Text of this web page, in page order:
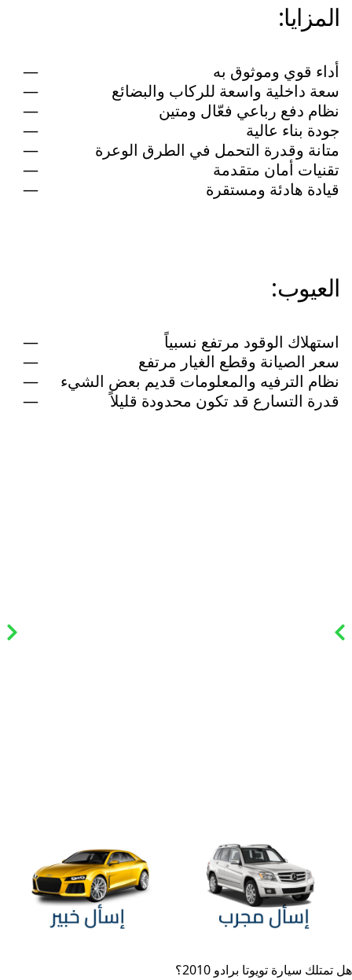
المزايا:
أداء قوي وموثوق به
سعة داخلية واسعة للركاب والبضائع
نظام دفع رباعي فعّال ومتين
جودة بناء عالية
متانة وقدرة التحمل في الطرق الوعرة
تقنيات أمان متقدمة
قيادة هادئة ومستقرة
العيوب:
استهلاك الوقود مرتفع نسبياً
سعر الصيانة وقطع الغيار مرتفع
نظام الترفيه والمعلومات قديم بعض الشيء
قدرة التسارع قد تكون محدودة قليلاً
هل تمتلك سيارة تويوتا برادو 2010
؟